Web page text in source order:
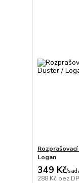
Logan
349 Kč/
288 Kč bez